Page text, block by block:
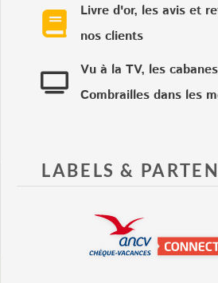
Livre d'or, les avis et
nos clients
Vu à la TV, les
Combrailles dans les
LABELS &